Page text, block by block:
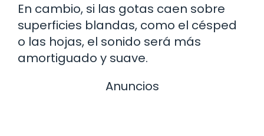
En cambio, si las gotas caen sobre
superficies blandas, como el césped
o las hojas, el sonido será más
amortiguado y suave.
Anuncios